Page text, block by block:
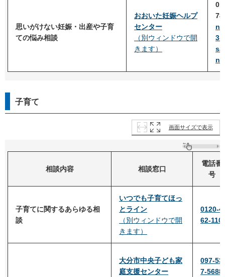
思いがけない妊娠・出産や子育
ての悩み相談
おおいた妊娠ヘルプ
センター
（別ウィンドウで開
きます）
3
子育て
画面サイズで表示
相談内容 相談窓口
電話番
号
子育てに関するあらゆる相
談
いつでも子育てほっ
とライン
（別ウィンドウで開
きます）
0120-4
62-110
大分市中央子ども家
庭支援センター
097-53
7-5688